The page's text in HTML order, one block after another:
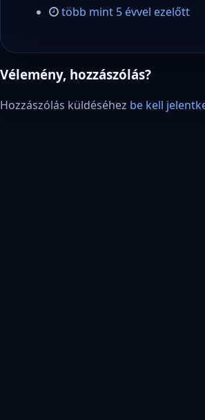
több mint 5 évvel ezelőtt
Vélemény, hozzászólás?
Hozzászólás küldéséhez be kell